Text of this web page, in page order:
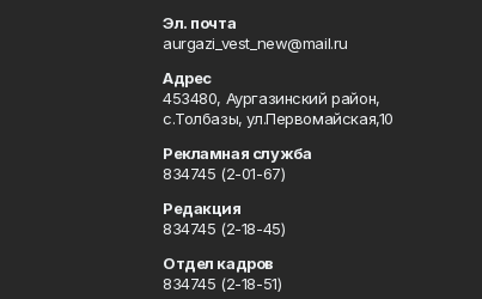
Эл. почта
aurgazi_vest_new@mail.ru
Адрес
453480, Аургазинский район,
с.Толбазы, ул.Первомайская,10
Рекламная служба
834745 (2-01-67)
Редакция
834745 (2-18-45)
Отдел кадров
834745 (2-18-51)